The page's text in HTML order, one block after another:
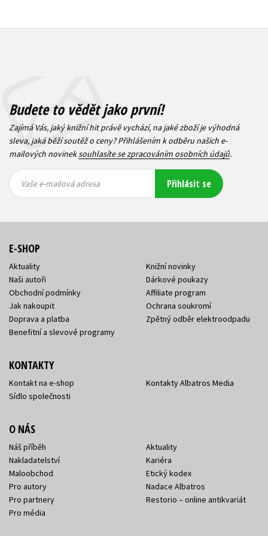
Budete to vědět jako první!
Zajímá Vás, jaký knižní hit právě vychází, na jaké zboží je výhodná
sleva, jaká běží soutěž o ceny? Přihlášením k odběru našich e-
mailových novineksouhlasíte se zpracováním osobních údajů.
mailová
mailová
Vaše e-mailová adresa Přihlásit se
E-SHOP
Aktuality
Naši autoři
Obchodní podmínky
Jak nakoupit
Doprava a platba
Benefitní a slevové programy
Knižní novinky
Dárkové poukazy
Affiliate program
Ochrana soukromí
Zpětný odběr elektroodpadu
KONTAKTY
Kontakt na e-shop
Sídlo společnosti
Kontakty Albatros Media
O NÁS
Náš příběh
Nakladatelství
Maloobchod
Pro autory
Pro partnery
Pro média
Aktuality
Kariéra
Etický kodex
Nadace Albatros
Restorio – online antikvariát